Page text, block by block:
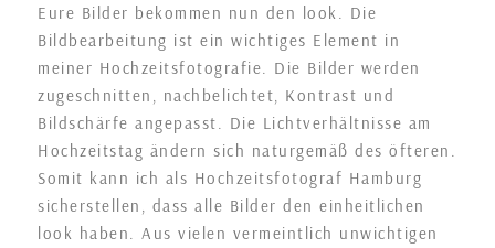
Eure Bilder bekommen nun den look. Die
Bildbearbeitung ist ein wichtiges Element in
meiner Hochzeitsfotografie. Die Bilder werden
zugeschnitten, nachbelichtet, Kontrast und
Bildschärfe angepasst. Die Lichtverhältnisse am
Hochzeitstag ändern sich naturgemäß des öfteren.
Somit kann ich als Hochzeitsfotograf Hamburg
sicherstellen, dass alle Bilder den einheitlichen
look haben. Aus vielen vermeintlich unwichtigen